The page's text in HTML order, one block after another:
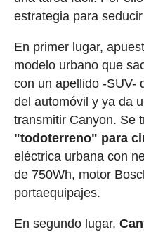
estrategia para
En primer lugar,
modelo urbano que
con un apellido -SUV-
del automóvil y ya da
transmitir Canyon. Se
"todoterreno" para
eléctrica urbana con
de 750Wh, motor
portaequipajes.
En segundo lugar,